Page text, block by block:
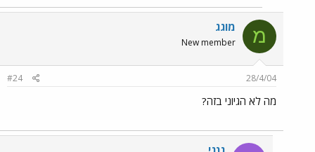
מ מוגג
New member
28/4/04
#24
מה לא הגיוני בזה?